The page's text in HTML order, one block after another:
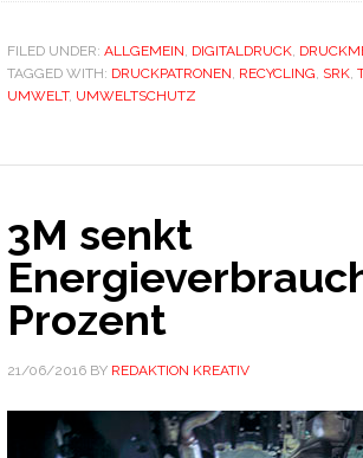
FILED UNDER: ALLGEMEIN, DIGITALDRUCK,
TAGGED WITH: DRUCKPATRONEN, RECYCLING, SRK,
UMWELT, UMWELTSCHUTZ
3M senkt
Prozent
21/06/2016BY REDAKTION KREATIV